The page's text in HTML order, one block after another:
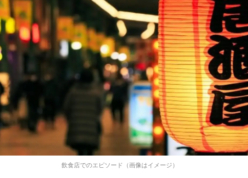
飲食店でのエピソード（画像はイメージ）